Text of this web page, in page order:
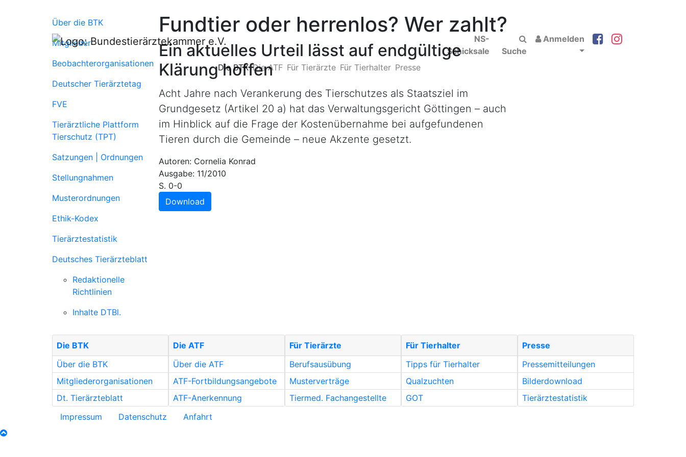
NS-
Schicksale
Suche
Anmelden
Die BTK Die ATF Für Tierärzte Für Tierhalter Presse
Über die BTK
Mitglieder
Beobachterorganisationen
Deutscher Tierärztetag
FVE
Tierärztliche Plattform
Tierschutz (TPT)
Satzungen | Ordnungen
Stellungnahmen
Musterordnungen
Ethik-Kodex
Tierärztestatistik
Deutsches Tierärzteblatt
Redaktionelle
Richtlinien
Inhalte DTBl.
Fundtier oder herrenlos? Wer zahlt?
Ein aktuelles Urteil lässt auf endgültige
Klärung hoffen
Acht Jahre nach Verankerung des Tierschutzes als Staatsziel im
Grundgesetz (Artikel 20 a) hat das Verwaltungsgericht Göttingen – auch
im Hinblick auf die Frage der Kostenübernahme bei aufgefundenen
Tieren durch die Gemeinde – neue Akzente gesetzt.
Autoren: Cornelia Konrad
Ausgabe: 11/2010
S. 0-0
Download
Die BTK
Über die BTK
Mitgliederorganisationen
Dt. Tierärzteblatt
Die ATF
Über die ATF
ATF-Fortbildungsangebote
ATF-Anerkennung
Für Tierärzte
Berufsausübung
Musterverträge
Tiermed. Fachangestellte
Für Tierhalter
Tipps für Tierhalter
Qualzuchten
GOT
Presse
Pressemitteilungen
Bilderdownload
Tierärztestatistik
Impressum
Datenschutz
Anfahrt
nach oben